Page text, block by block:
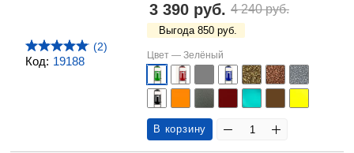
Код: 19188
(2)
3 390 руб. 4 240 руб.
Выгода 850 руб.
Цвет — Зелёный
В корзину